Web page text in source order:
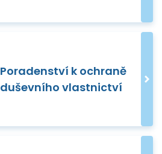
Poradenství k ochraně
duševního vlastnictví